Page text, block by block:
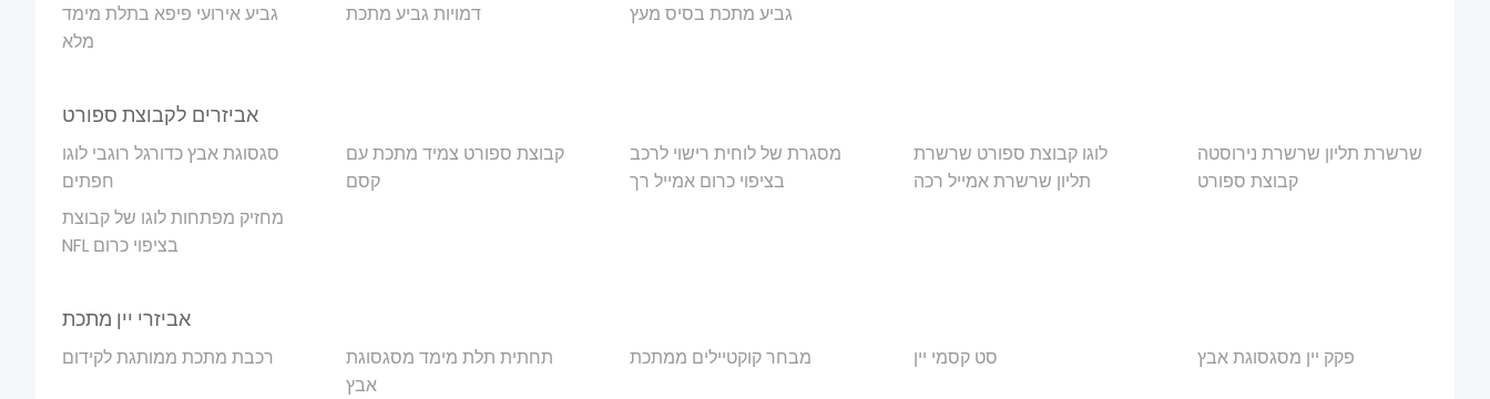
גביע אירועי פיפא בתלת מימד
מלא
דמויות גביע מתכת גביע מתכת בסיס מעץ
אביזרים לקבוצת ספורט
סגסוגת אבץ כדורגל רוגבי לוגו
חפתים
קבוצת ספורט צמיד מתכת עם
קסם
מסגרת של לוחית רישוי לרכב
בציפוי כרום אמייל רך
לוגו קבוצת ספורט שרשרת
תליון שרשרת אמייל רכה
שרשרת תליון שרשרת נירוסטה
קבוצת ספורט
מחזיק מפתחות לוגו של קבוצת
NFL בציפוי כרום
אביזרי יין מתכת
רכבת מתכת ממותגת לקידום
תחתית תלת מימד מסגסוגת
אבץ
מבחר קוקטיילים ממתכת סט קסמי יין פקק יין מסגסוגת אבץ